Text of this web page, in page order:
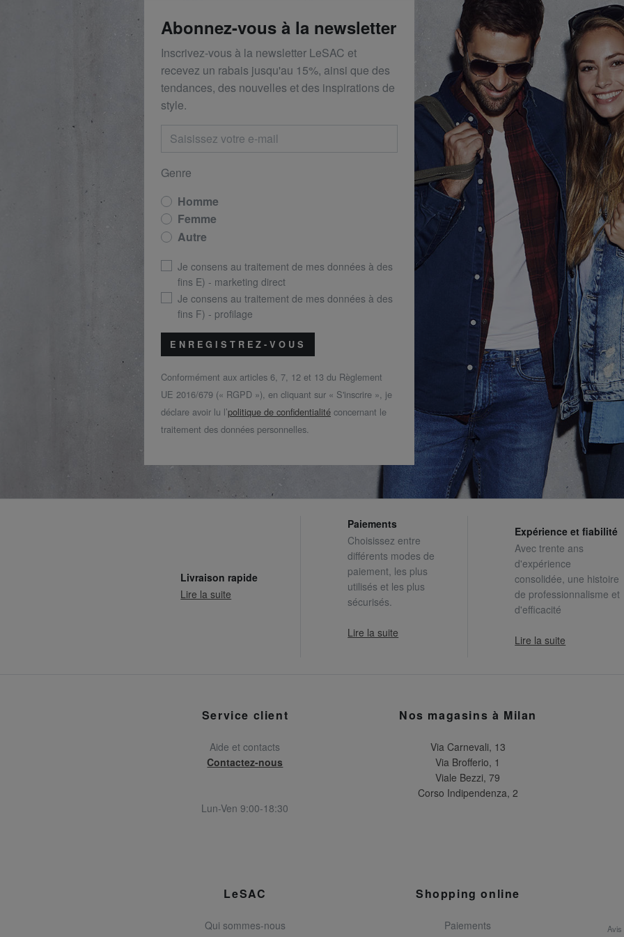
Abonnez-vous à la newsletter
Inscrivez-vous à la newsletter LeSAC et
recevez un rabais jusqu'au 15%, ainsi que des
tendances, des nouvelles et des inspirations de
style.
Genre
Homme
Femme
Autre
Je consens au traitement de mes données à des
fins E) - marketing direct
Je consens au traitement de mes données à des
fins F) - profilage
ENREGISTREZ-VOUS
Conformément aux articles 6, 7, 12 et 13 du Règlement
UE 2016/679 (« RGPD »), en cliquant sur « S'inscrire », je
déclare avoir lu l’politique de confidentialité concernant le
traitement des données personnelles.
Livraison rapide
Lire la suite
Paiements
Choisissez entre
différents modes de
paiement, les plus
utilisés et les plus
sécurisés.
Lire la suite
Expérience et fiabilité
Avec trente ans
d'expérience
consolidée, une histoire
de professionnalisme et
d'efficacité
Lire la suite
Service client
Aide et contacts
Contactez-nous
Lun-Ven 9:00-18:30
Nos magasins à Milan
Via Carnevali, 13
Via Brofferio, 1
Viale Bezzi, 79
Corso Indipendenza, 2
LeSAC
Qui sommes-nous
Shopping online
Paiements